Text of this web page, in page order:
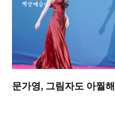
문가영, 그림자도 아찔해